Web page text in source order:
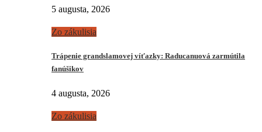
5 augusta, 2026
Zo zákulisia
Trápenie grandslamovej víťazky: Raducanuová zarmútila
fanúšikov
4 augusta, 2026
Zo zákulisia